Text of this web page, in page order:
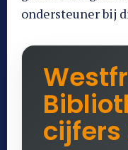
ondersteuner bij
cijfers